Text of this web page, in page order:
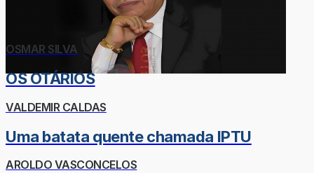
OSMAR SILVA
OS OTÁRIOS
VALDEMIR CALDAS
Uma batata quente chamada IPTU
AROLDO VASCONCELOS